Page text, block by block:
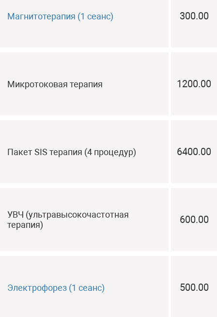
Магнитотерапия (1 сеанс) 300.00
Микротоковая терапия 1200.00
Пакет SIS терапия (4 процедур) 6400.00
УВЧ (ультравысокочастотная
терапия)
600.00
Электрофорез (1 сеанс) 500.00